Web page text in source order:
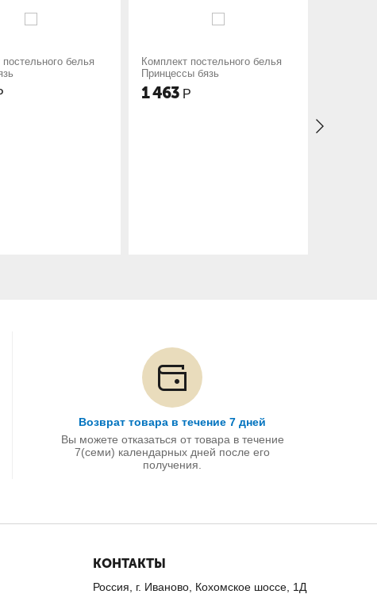
Комплект постельного белья
Принцессы бязь
Комплект постельного белья
Пони бязь
Возврат товара в течение 7 дней
Вы можете отказаться от товара в течение
7(семи) календарных дней после его
получения.
КОНТАКТЫ
Россия, г. Иваново, Кохомское шоссе, 1Д